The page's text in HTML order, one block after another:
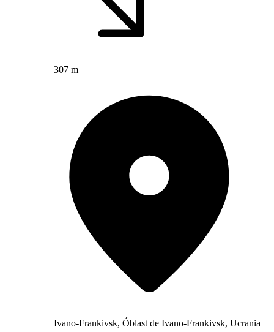
307 m
Ivano-Frankivsk, Óblast de Ivano-Frankivsk, Ucrania